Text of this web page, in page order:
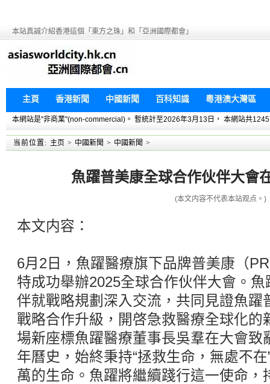
本站真誠介紹香港這個「東方之珠」和「亞洲國際都會」
主頁 香港新聞 中國新聞 百科知識 粵港澳大灣區
本網站是"非商業"(non-commercial)。 暫統計至2026年3月13日， 本網站共
当前位置: 主页 > 中國新聞 > 中國新聞 >
魚躍普美康全球合作伙伴大會
(本文内容不代表本站观点。)
本文内容：
6月2日，魚躍醫療旗下品牌普美康（
特成功舉辦2025全球合作伙伴大會。
伴就戰略規劃深入交流，共同見證魚躍
戰略合作升級，開啓急救醫療全球化的
場新座標魚躍醫療董事長吳羣在大會致
年曆史，始終秉持“拯救生命，無處不
萬的生命。魚躍將繼續踐行這一使命，